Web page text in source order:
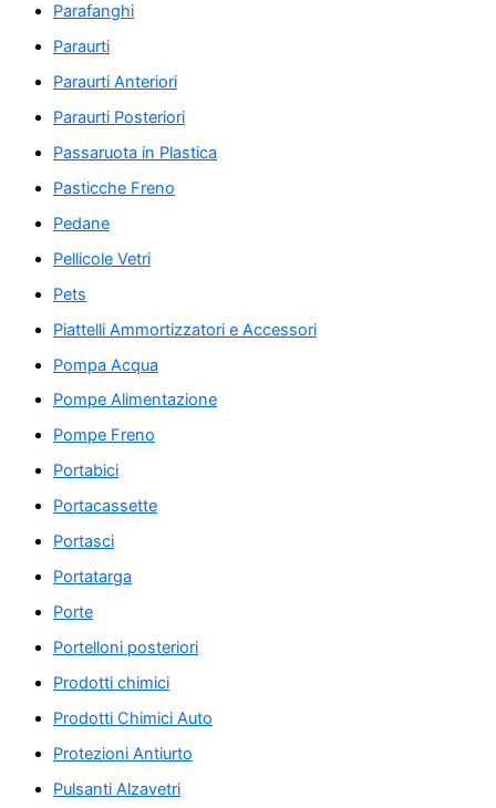
Parafanghi
Paraurti
Paraurti Anteriori
Paraurti Posteriori
Passaruota in Plastica
Pasticche Freno
Pedane
Pellicole Vetri
Pets
Piattelli Ammortizzatori e Accessori
Pompa Acqua
Pompe Alimentazione
Pompe Freno
Portabici
Portacassette
Portasci
Portatarga
Porte
Portelloni posteriori
Prodotti chimici
Prodotti Chimici Auto
Protezioni Antiurto
Pulsanti Alzavetri